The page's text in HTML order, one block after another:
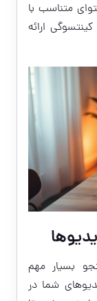
متناسب با
ارائه
بسیار مهم
شما در